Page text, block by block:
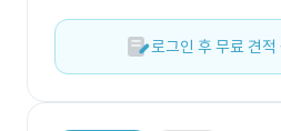
로그인 후 무료 견적